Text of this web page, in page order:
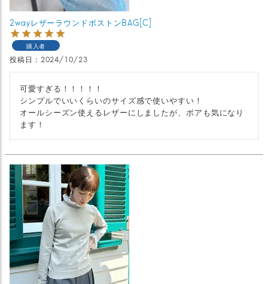
2wayレザーラウンドボストンBAG[C]
購入者
投稿日 2024/10/23
可愛すぎる！！！！！
シンプルでいいくらいのサイズ感で使いやすい！
オールシーズン使えるレザーにしましたが、ボアも気になり
ます！